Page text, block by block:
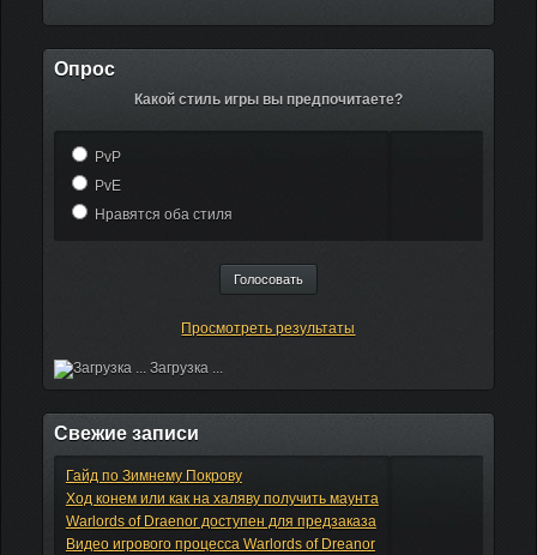
Опрос
Какой стиль игры вы предпочитаете?
PvP
PvE
Нравятся оба стиля
Просмотреть результаты
Загрузка ...
Свежие записи
Гайд по Зимнему Покрову
Ход конем или как на халяву получить маунта
Warlords of Draenor доступен для предзаказа
Видео игрового процесса Warlords of Dreanor